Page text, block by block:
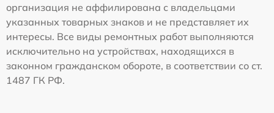
организация не аффилирована с владельцами
указанных товарных знаков и не представляет их
интересы. Все виды ремонтных работ выполняются
исключительно на устройствах, находящихся в
законном гражданском обороте, в соответствии со ст.
1487 ГК РФ.